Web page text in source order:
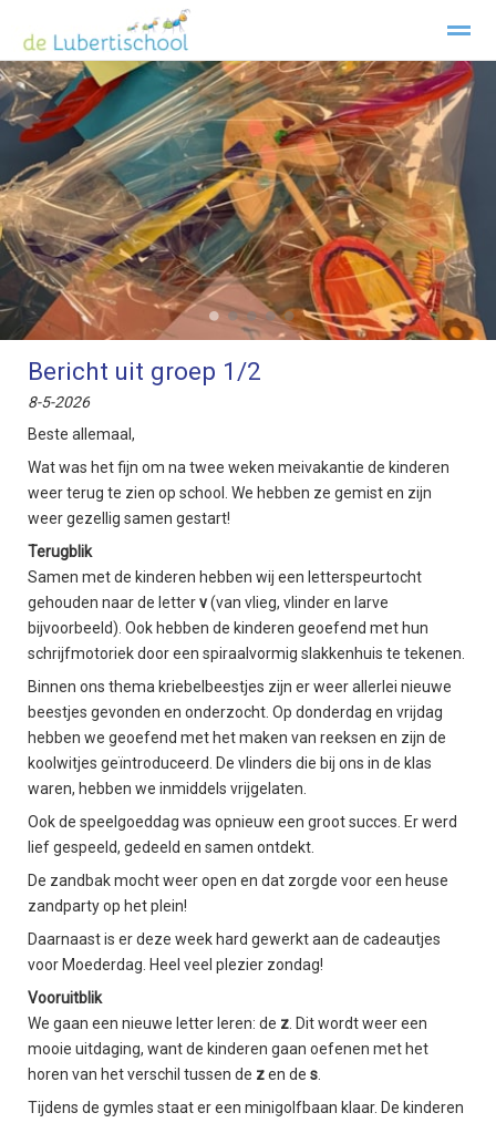
Welkom Lubertischool Texel Kopwerk Privacy
Home Zoeken Foto's Facebook
● ● ● ● ●
Bericht uit groep 1/2
8-5-2026
Beste allemaal,
Wat was het fijn om na twee weken meivakantie de kinderen
weer terug te zien op school. We hebben ze gemist en zijn
weer gezellig samen gestart!
Terugblik
Samen met de kinderen hebben wij een letterspeurtocht
gehouden naar de letterv(van vlieg, vlinder en larve
bijvoorbeeld). Ook hebben de kinderen geoefend met hun
schrijfmotoriek door een spiraalvormig slakkenhuis te tekenen.
Binnen ons thema kriebelbeestjes zijn er weer allerlei nieuwe
beestjes gevonden en onderzocht. Op donderdag en vrijdag
hebben we geoefend met het maken van reeksen en zijn de
koolwitjes geïntroduceerd. De vlinders die bij ons in de klas
waren, hebben we inmiddels vrijgelaten.
Ook de speelgoeddag was opnieuw een groot succes. Er werd
lief gespeeld, gedeeld en samen ontdekt.
De zandbak mocht weer open en dat zorgde voor een heuse
zandparty op het plein!
Daarnaast is er deze week hard gewerkt aan de cadeautjes
voor Moederdag. Heel veel plezier zondag!
Vooruitblik
We gaan een nieuwe letter leren: de z . Dit wordt weer een
mooie uitdaging, want de kinderen gaan oefenen met het
horen van het verschil tussen de zen de s
Tijdens de gymles staat er een minigolfbaan klaar. De kinderen